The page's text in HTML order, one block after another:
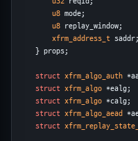
u8
u8 replay_window;
xfrm_address_t
    } props;
struct xfrm_algo_auth
struct xfrm_algo
struct xfrm_algo
struct xfrm_algo_aead
struct